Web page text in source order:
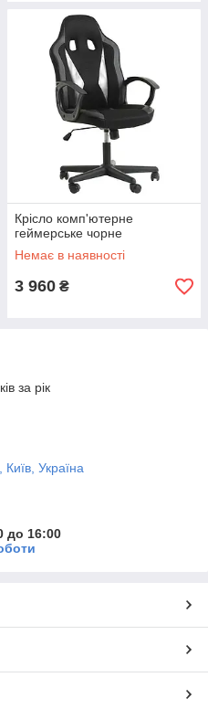
Крісло комп'ютерне
геймерське чорне
Немає в наявності
3 960 ₴
за рік
Україна
до 16:00